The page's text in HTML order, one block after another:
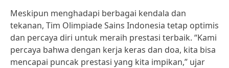
Meskipun menghadapi berbagai kendala dan
tekanan, Tim Olimpiade Sains Indonesia tetap optimis
dan percaya diri untuk meraih prestasi terbaik. “Kami
percaya bahwa dengan kerja keras dan doa, kita bisa
mencapai puncak prestasi yang kita impikan,” ujar